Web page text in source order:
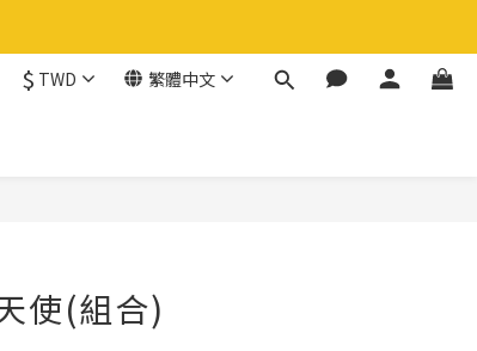
$ TWD 繁體中文
使(組合)